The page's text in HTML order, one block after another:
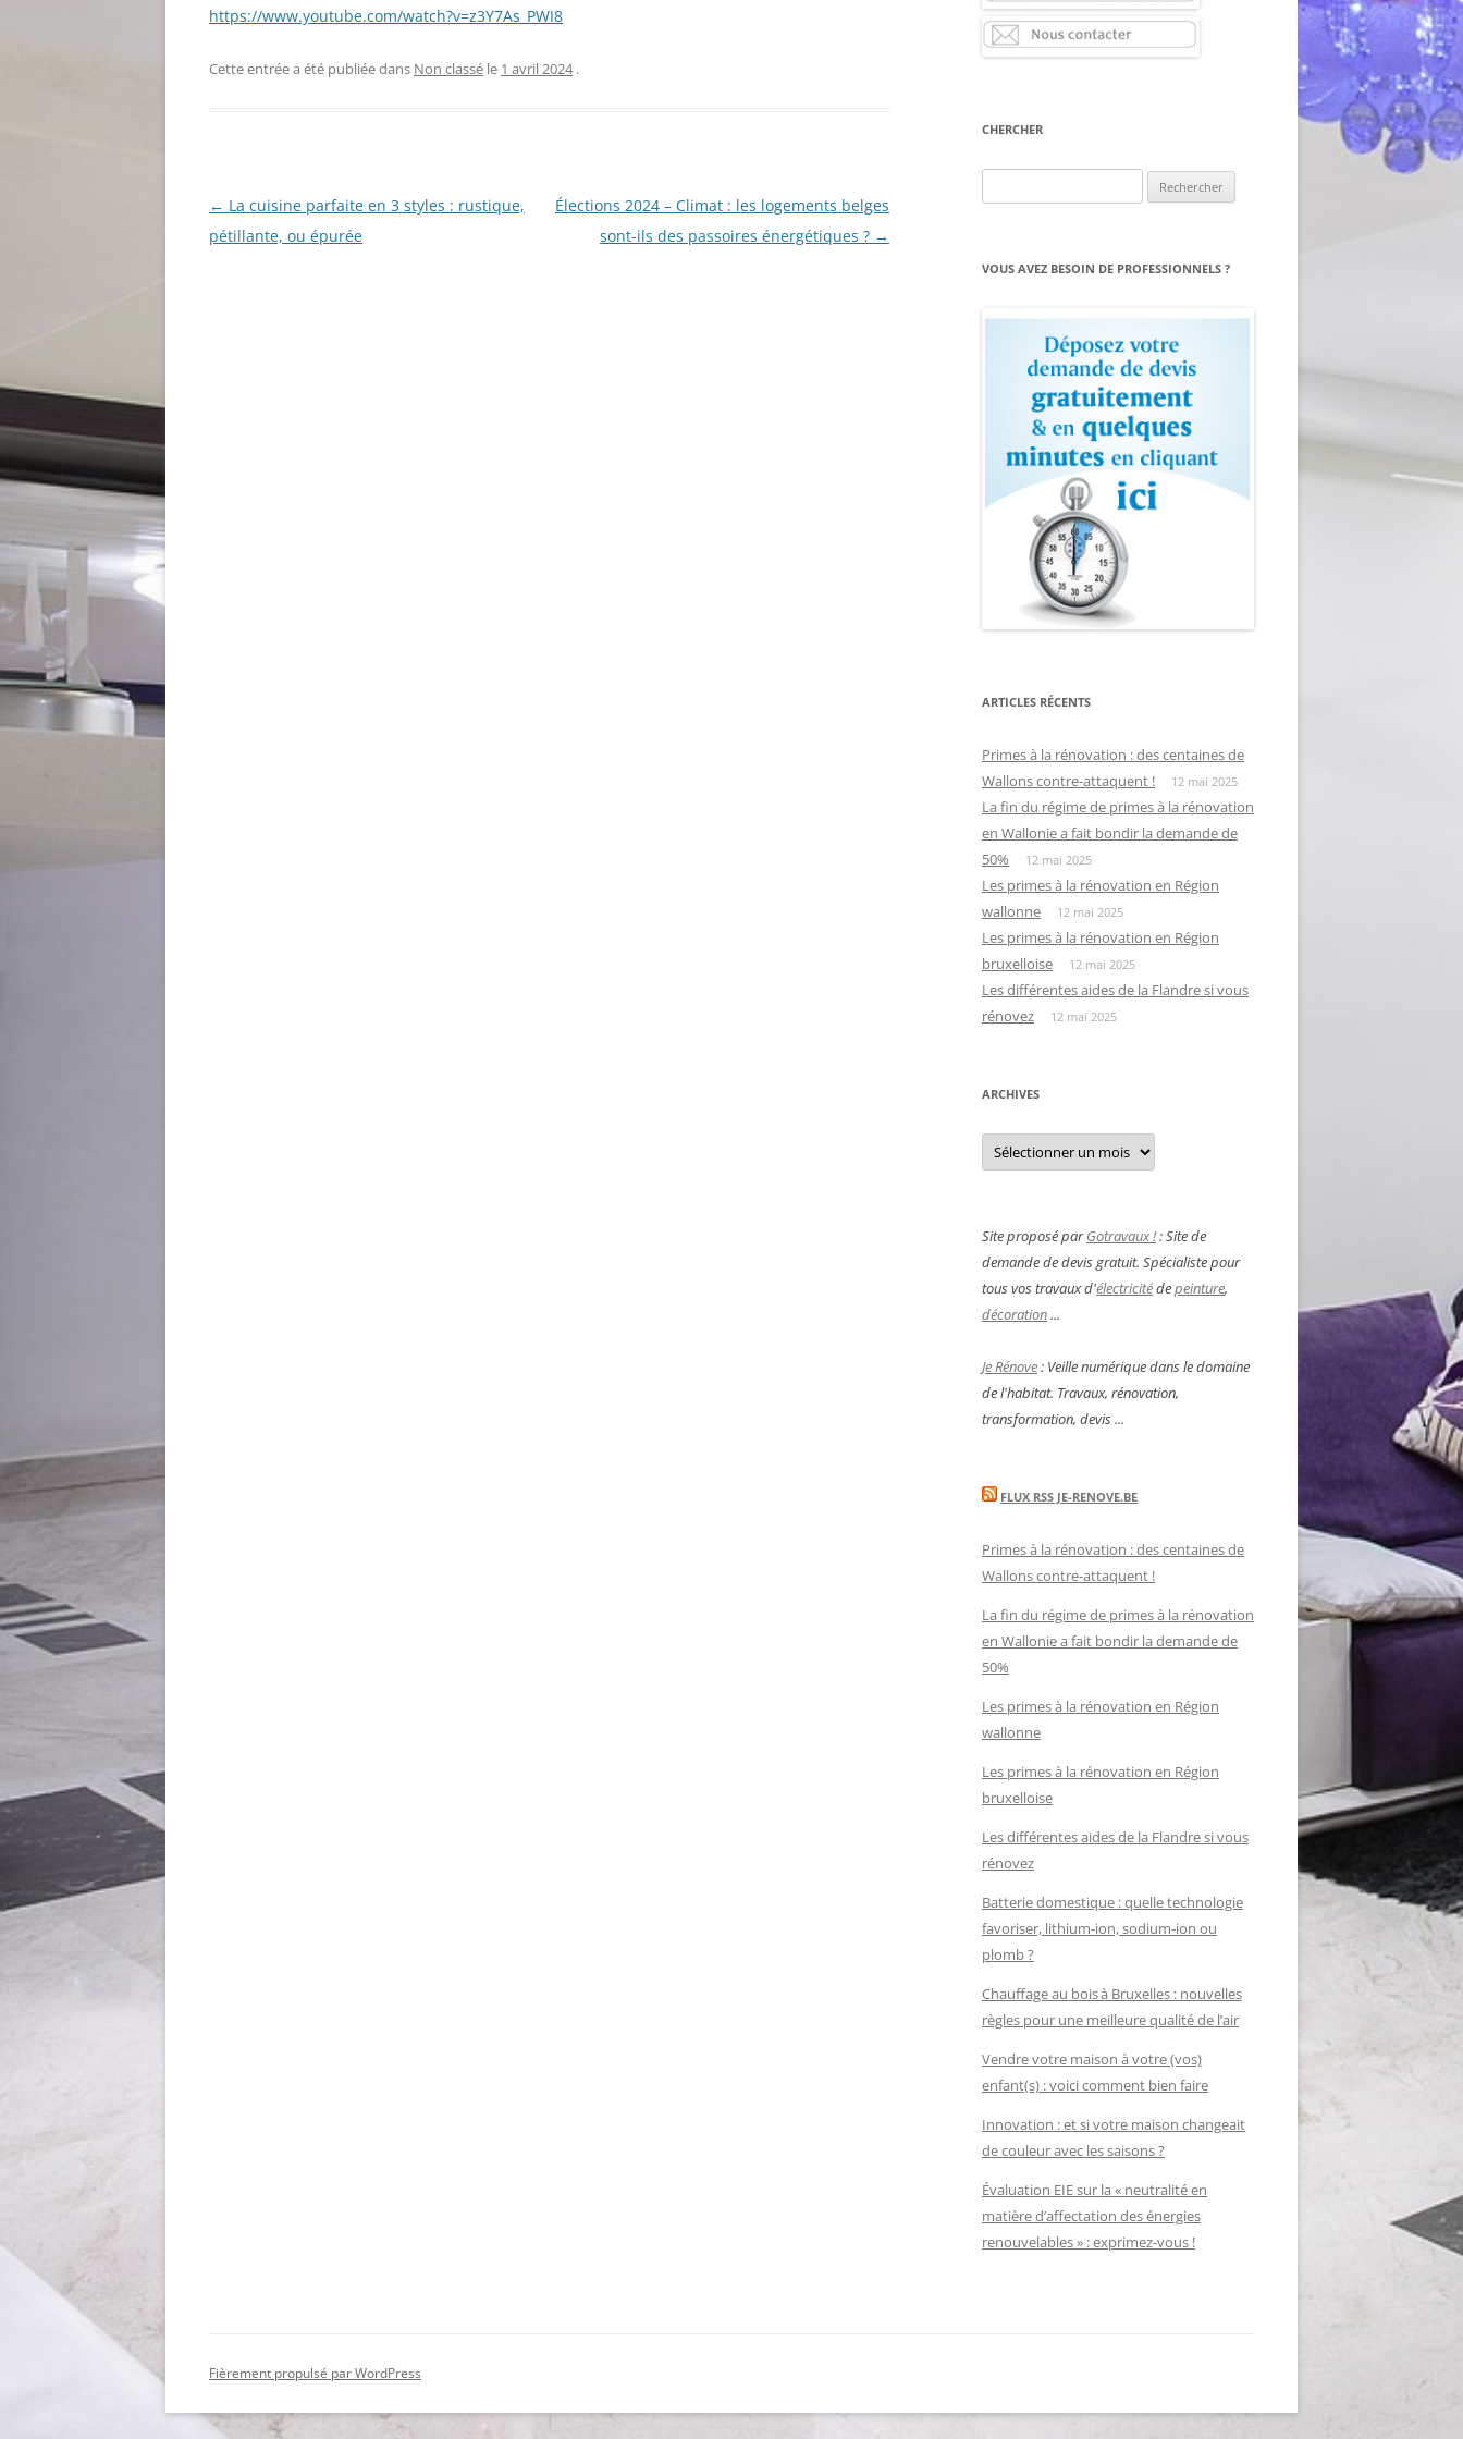
https://www.youtube.com/watch?v=z3Y7As_PWI8
Cette entrée a été publiée dans Non classé le 1 avril 2024 .
Navigation
des
← La cuisine parfaite en 3 styles : rustique,
pétillante, ou épurée
Élections 2024 – Climat : les logements belges
sont-ils des passoires énergétiques ? →
CHERCHER
VOUS AVEZ BESOIN DE PROFESSIONNELS ?
ARTICLES RÉCENTS
Primes à la rénovation : des centaines de
Wallons contre-attaquent !
12 mai 2025
La fin du régime de primes à la rénovation
en Wallonie a fait bondir la demande de
50%
12 mai 2025
Les primes à la rénovation en Région
wallonne
12 mai 2025
Les primes à la rénovation en Région
bruxelloise
12 mai 2025
Les différentes aides de la Flandre si vous
rénovez
12 mai 2025
ARCHIVES
Archives
Site proposé parGotravaux !: Site de
demande de devis gratuit. Spécialiste pour
tous vos travaux d'électricitédepeinture,
décoration...
Je Rénove: Veille numérique dans le domaine
de l'habitat. Travaux, rénovation,
transformation, devis ...
FLUX RSS JE-RENOVE.BE
Primes à la rénovation : des centaines de
Wallons contre-attaquent !
La fin du régime de primes à la rénovation
en Wallonie a fait bondir la demande de
50%
Les primes à la rénovation en Région
wallonne
Les primes à la rénovation en Région
bruxelloise
Les différentes aides de la Flandre si vous
rénovez
Batterie domestique : quelle technologie
favoriser, lithium-ion, sodium-ion ou
plomb ?
Chauffage au bois à Bruxelles : nouvelles
règles pour une meilleure qualité de l’air
Vendre votre maison à votre (vos)
enfant(s) : voici comment bien faire
Innovation : et si votre maison changeait
de couleur avec les saisons ?
Évaluation EIE sur la « neutralité en
matière d’affectation des énergies
renouvelables » : exprimez-vous !
Fièrement propulsé par WordPress